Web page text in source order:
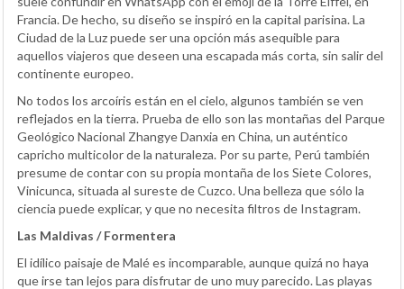
Francia. De hecho, su diseño se inspiró en la capital parisina. La
Ciudad de la Luz puede ser una opción más asequible para
aquellos viajeros que deseen una escapada más corta, sin salir del
continente europeo.
No todos los arcoíris están en el cielo, algunos también se ven
reflejados en la tierra. Prueba de ello son las montañas del Parque
Geológico Nacional Zhangye Danxia en China, un auténtico
capricho multicolor de la naturaleza. Por su parte, Perú también
presume de contar con su propia montaña de los Siete Colores,
Vinicunca, situada al sureste de Cuzco. Una belleza que sólo la
ciencia puede explicar, y que no necesita filtros de Instagram.
Las Maldivas / Formentera
El idílico paisaje de Malé es incomparable, aunque quizá no haya
que irse tan lejos para disfrutar de uno muy parecido. Las playas